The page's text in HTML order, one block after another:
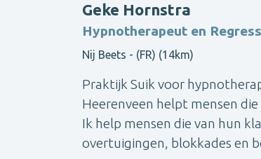
Geke Hornstra
Hypnotherapeut en
Nij Beets - (FR) (14km)
Praktijk Suik voor
Heerenveen helpt mensen
Ik help mensen die van hun
overtuigingen, blokkades en